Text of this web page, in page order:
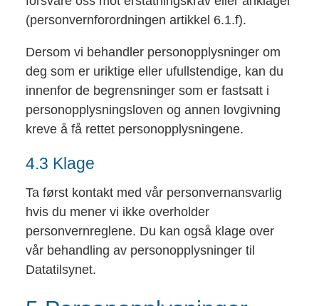
(personvernforordningen artikkel 6.1.f).
Dersom vi behandler personopplysninger om
deg som er uriktige eller ufullstendige, kan du
innenfor de begrensninger som er fastsatt i
personopplysningsloven og annen lovgivning
kreve å få rettet personopplysningene.
4.3 Klage
Ta først kontakt med vår personvernansvarlig
hvis du mener vi ikke overholder
personvernreglene. Du kan også klage over
vår behandling av personopplysninger til
Datatilsynet.